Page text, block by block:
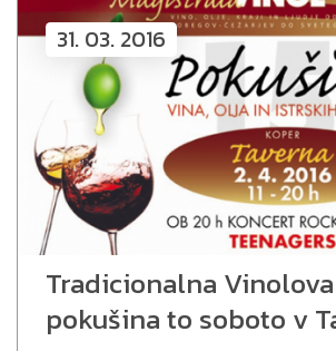
31. 03. 2016
Tradicionalna Vinolova
pokušina to soboto v